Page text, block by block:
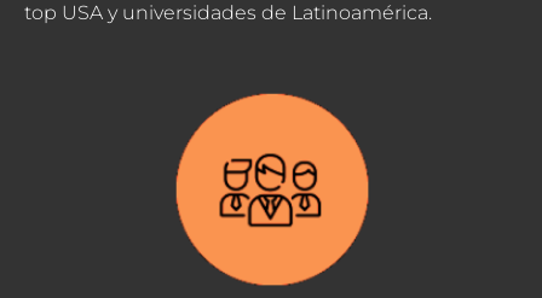
top USA y universidades de Latinoamérica.